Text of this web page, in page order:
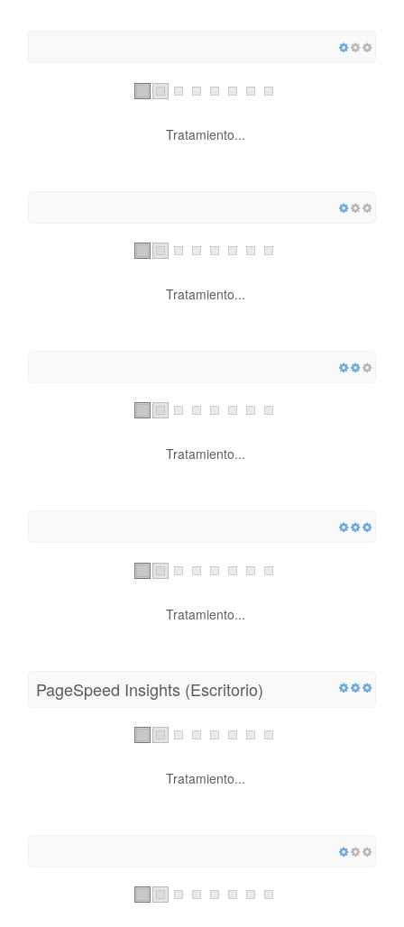
Tratamiento...
Tratamiento...
Tratamiento...
Tratamiento...
PageSpeed ​​Insights (Escritorio)
Tratamiento...